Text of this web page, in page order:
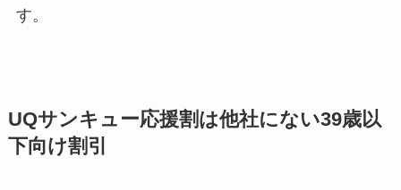
す。
UQサンキュー応援割は他社にない39歳以
下向け割引